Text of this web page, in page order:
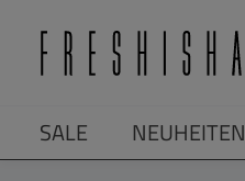
SALE NEUHEITEN